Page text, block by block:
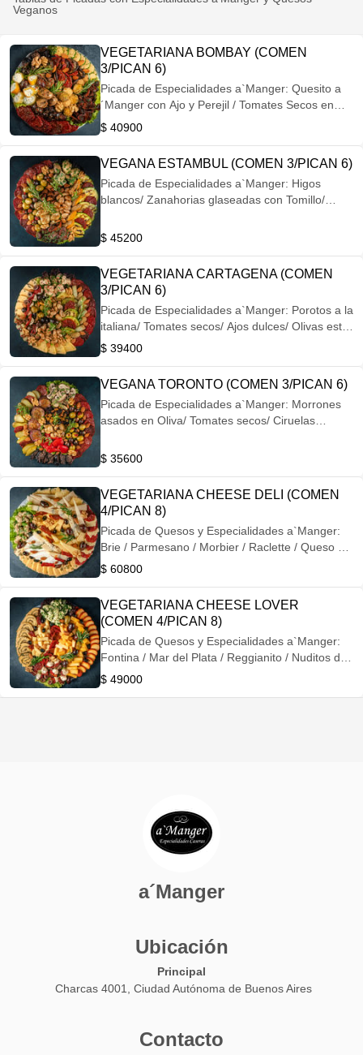
Veganos
VEGETARIANA BOMBAY (COMEN
3/PICAN 6)
Picada de Especialidades a`Manger: Quesito a
´Manger con Ajo y Perejil / Tomates Secos en
Oliva / Berenjenas Grilladas / Ajíes con
Pasas y Nueces / Champignones a la Italiana /
Trufas a´Manger de Gruyere y Pistacho / Trufas
a´Manger de Reggianito y Nuez / Almendras
$ 40900
VEGANA ESTAMBUL (COMEN 3/PICAN 6)
Picada de Especialidades a`Manger: Higos
blancos/ Zanahorias glaseadas con Tomillo/
Tomates secos/ Alcauciles macerados/ Orejones
verdes con Almendras/ Zapallitos Grillados/
Almendras y Nueces
$ 45200
VEGETARIANA CARTAGENA (COMEN
3/PICAN 6)
Picada de Especialidades a`Manger: Porotos a la
italiana/ Tomates secos/ Ajos dulces/ Olivas estilo
Marroquí/ Zapallitos grillados/ Higos con
Quesitos a'Manger: con Hierbas frescas; con
Alcaparras; Trufas de Queso azul y Nuez
/Almendras y Nueces
$ 39400
VEGANA TORONTO (COMEN 3/PICAN 6)
Picada de Especialidades a`Manger: Morrones
asados en Oliva/ Tomates secos/ Ciruelas
Escabeche/ Ajos dulces/ Olivas negras rellenas
agridulce/ Almendras/ Nueces/ Pasas Rubias y
Negras
$ 35600
VEGETARIANA CHEESE DELI (COMEN
4/PICAN 8)
Picada de Quesos y Especialidades a`Manger:
Brie / Parmesano / Morbier / Raclette / Queso de
Cabra Duro / Crocante de Provolone / Quesito a
Oliva / Olivas Negras maceradas / Olivas
Griegas / Almendras y Nueces
$ 60800
VEGETARIANA CHEESE LOVER
(COMEN 4/PICAN 8)
Picada de Quesos y Especialidades a`Manger:
Fontina / Mar del Plata / Reggianito / Nuditos de
Mozarella a la Provenzal / Tomates Secos en
$ 49000
a´Manger
Ubicación
Principal
Charcas 4001, Ciudad Autónoma de Buenos Aires
Contacto